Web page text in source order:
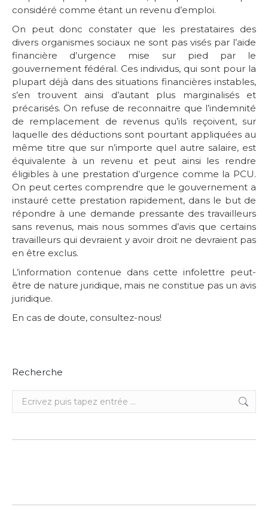
considéré comme étant un revenu d’emploi.
On peut donc constater que les prestataires des
divers organismes sociaux ne sont pas visés par l’aide
financière d’urgence mise sur pied par le
gouvernement fédéral. Ces individus, qui sont pour la
plupart déjà dans des situations financières instables,
s’en trouvent ainsi d’autant plus marginalisés et
précarisés. On refuse de reconnaitre que l’indemnité
de remplacement de revenus qu’ils reçoivent, sur
laquelle des déductions sont pourtant appliquées au
même titre que sur n’importe quel autre salaire, est
équivalente à un revenu et peut ainsi les rendre
éligibles à une prestation d’urgence comme la PCU.
On peut certes comprendre que le gouvernement a
instauré cette prestation rapidement, dans le but de
répondre à une demande pressante des travailleurs
sans revenus, mais nous sommes d’avis que certains
travailleurs qui devraient y avoir droit ne devraient pas
en être exclus.
L’information contenue dans cette infolettre peut-
être de nature juridique, mais ne constitue pas un avis
juridique.
En cas de doute, consultez-nous!
Recherche
Recherche